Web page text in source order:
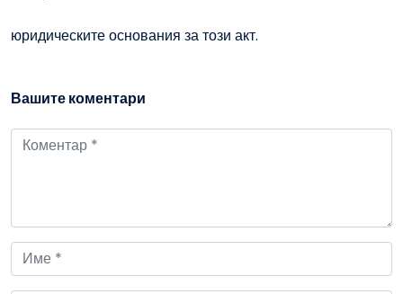
юридическите основания за този акт.
Вашите коментари